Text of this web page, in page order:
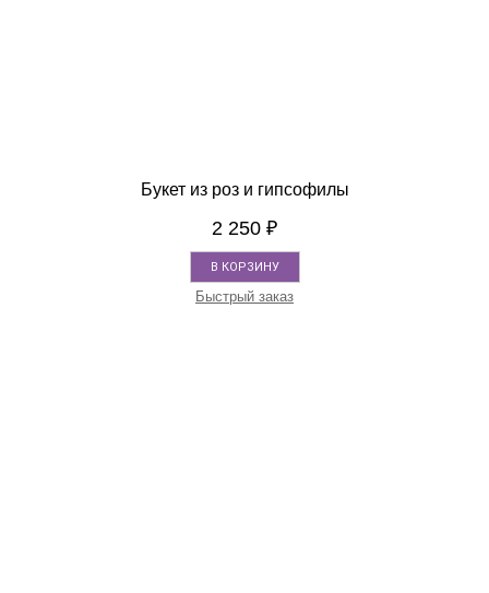
Букет из роз и гипсофилы
2 250 ₽
В КОРЗИНУ
Быстрый заказ